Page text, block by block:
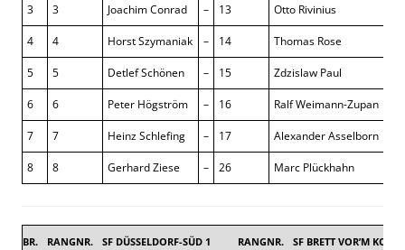
3 3 Joachim Conrad – 13 Otto Rivinius
4 4 Horst Szymaniak – 14 Thomas Rose
5 5 Detlef Schönen – 15 Zdzislaw Paul
6 6 Peter Högström – 16 Ralf Weimann-Zupan
7 7 Heinz Schlefing – 17 Alexander Asselborn
8 8 Gerhard Ziese – 26 Marc Plückhahn
BR. RANGNR. SF DÜSSELDORF-SÜD 1 RANGNR. SF BRETT VOR’M KOPP